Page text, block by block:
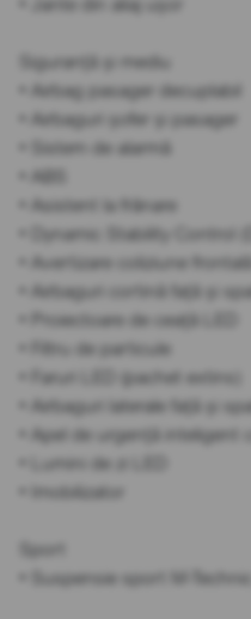
Siguranță și mediu
• Airbag pasager decuplabil
• Airbaguri șofer și pasager
• Sistem de alarmă
• ABS
• Asistent la frânare
• Dynamic Stability Control
• Avertizare coliziune
• Airbaguri cortină față și
• Proiectoare de ceață LED
• Filtru de particule
• Faruri LED (pachet extins)
• Airbaguri laterale față și
• Apel de urgență inteligent
• Lumini de zi LED
• Imobilizator
Sport
• Suspensie sport M-Technic